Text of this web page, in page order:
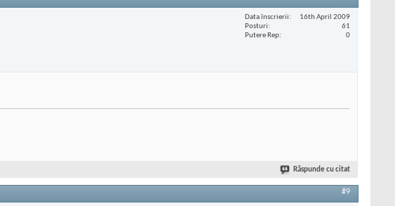
Data înscrierii
16th April 2009
Posturi
61
Putere Rep
0
Răspunde cu citat
#9